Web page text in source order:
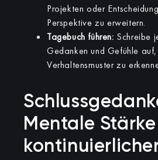
Projekten oder
Perspektive zu erweitern.
Tagebuch führen: Schreibe
Gedanken und Gefühle auf,
Verhaltensmuster zu
Mentale